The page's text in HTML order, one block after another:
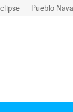
Pueblo